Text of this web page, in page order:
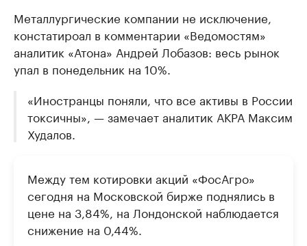
Металлургические компании не исключение,
констатироал в комментарии «Ведомостям»
аналитик «Атона» Андрей Лобазов: весь рынок
упал в понедельник на 10%.
«Иностранцы поняли, что все активы в России
токсичны», — замечает аналитик АКРА Максим
Худалов.
Между тем котировки акций «ФосАгро»
сегодня на Московской бирже поднялись в
цене на 3,84%, на Лондонской наблюдается
снижение на 0,44%.